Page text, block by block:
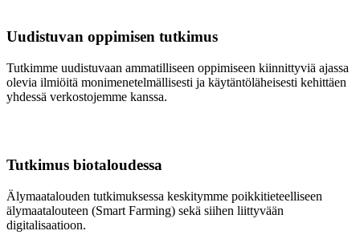
Uudistuvan oppimisen tutkimus
Tutkimme uudistuvaan ammatilliseen oppimiseen kiinnittyviä ajassa
olevia ilmiöitä monimenetelmällisesti ja käytäntöläheisesti kehittäen
yhdessä verkostojemme kanssa.
Tutkimus biotaloudessa
Älymaatalouden tutkimuksessa keskitymme poikkitieteelliseen
älymaatalouteen (Smart Farming) sekä siihen liittyvään
digitalisaatioon.